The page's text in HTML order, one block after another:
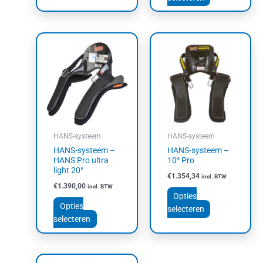
HANS-systeem
HANS-systeem –
HANS Pro ultra
light 20°
€1.390,00 incl. BTW
Opties
selecteren
product
heeft
meerdere
variaties.
Deze
worden
HANS-systeem
HANS-systeem –
10° Pro
€1.354,34 incl. BTW
Opties
selecteren
product
heeft
meerdere
variaties.
Deze
optie
worden
de